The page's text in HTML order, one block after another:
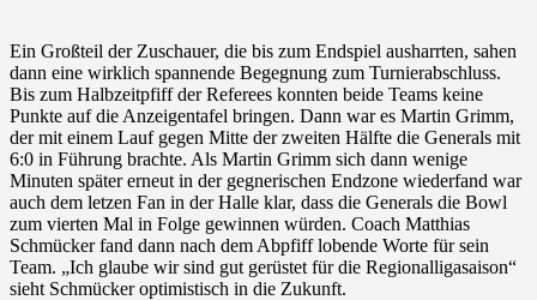
Ein Großteil der Zuschauer, die bis zum Endspiel ausharrten, sahen
dann eine wirklich spannende Begegnung zum Turnierabschluss.
Bis zum Halbzeitpfiff der Referees konnten beide Teams keine
Punkte auf die Anzeigentafel bringen. Dann war es Martin Grimm,
der mit einem Lauf gegen Mitte der zweiten Hälfte die Generals mit
6:0 in Führung brachte. Als Martin Grimm sich dann wenige
Minuten später erneut in der gegnerischen Endzone wiederfand war
auch dem letzen Fan in der Halle klar, dass die Generals die Bowl
zum vierten Mal in Folge gewinnen würden. Coach Matthias
Schmücker fand dann nach dem Abpfiff lobende Worte für sein
Team. „Ich glaube wir sind gut gerüstet für die Regionalligasaison“
sieht Schmücker optimistisch in die Zukunft.